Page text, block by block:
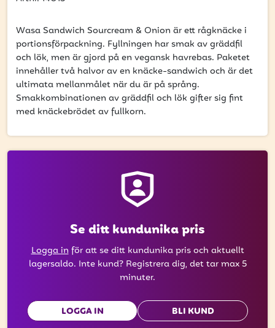
och erbjudanden.
E-postadress
Wasa Sandwich Sourcream & Onion är ett rågknäcke i
portionsförpackning. Fyllningen har smak av gräddfil
och lök, men är gjord på en vegansk havrebas. Paketet
innehåller två halvor av en knäcke-sandwich och är det
ultimata mellanmålet när du är på språng.
Smakkombinationen av gräddfil och lök gifter sig fint
med knäckebrödet av fullkorn.
Se ditt kundunika pris
Logga inför att se ditt kundunika pris och aktuellt
lagersaldo. Inte kund? Registrera dig, det tar max 5
minuter.
LOGGA IN BLI KUND